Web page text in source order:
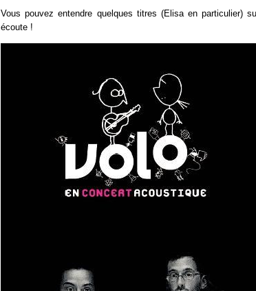
Vous pouvez entendre quelques titres (Elisa en particulier)
écoute !